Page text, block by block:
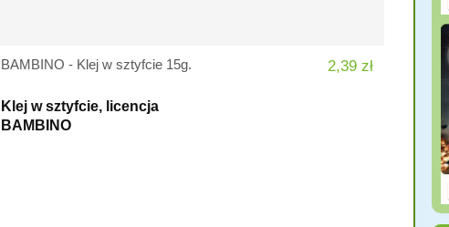
BAMBINO - Klej w sztyfcie 15g.
Klej w sztyfcie, licencja
BAMBINO
2,39 zł